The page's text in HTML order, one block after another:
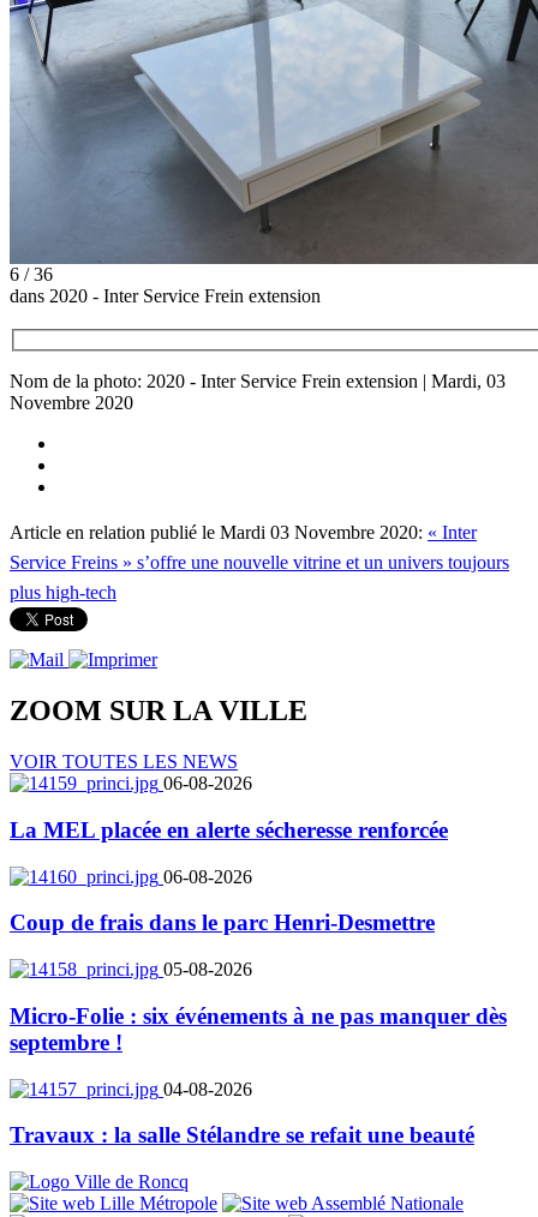
6 / 36
dans 2020 - Inter Service Frein extension
Nom de la photo: 2020 - Inter Service Frein extension | Mardi, 03
Novembre 2020
Article en relation publié le Mardi 03 Novembre 2020: « Inter
Service Freins » s’offre une nouvelle vitrine et un univers toujours
plus high-tech
ZOOM SUR LAVILLE
VOIR TOUTES LES NEWS
06-08-2026
La MEL placée en alerte sécheresse renforcée
06-08-2026
Coup de frais dans le parc Henri-Desmettre
05-08-2026
Micro-Folie : six événements à ne pas manquer dès
septembre !
04-08-2026
Travaux : la salle Stélandre se refait une beauté